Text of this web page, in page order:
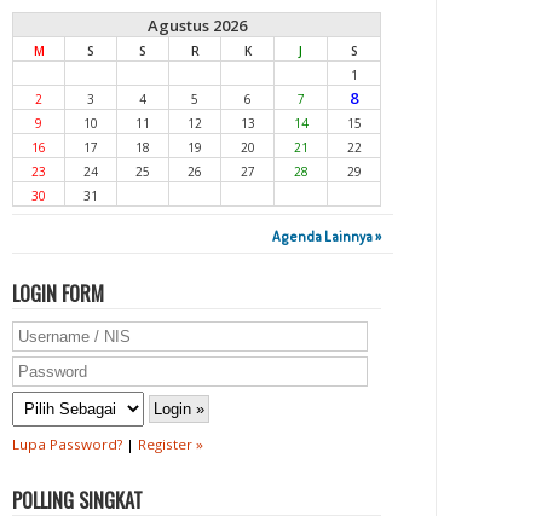
Agustus 2026
M S S R K J
S
1
2
3 4 5 6 7 8
9 10 11 12 13 14
15
16
17 18 19 20 21
22
23
24 25 26 27 28
29
30
31
Agenda Lainnya »
LOGIN FORM
Lupa Password? | Register »
POLLING SINGKAT